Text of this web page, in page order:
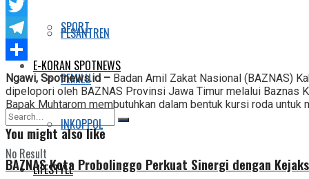
SPORT
E-KORAN SPOTNEWS
No Result
PESANTREN
PEMILU
INKOPPOL
LIFESTYLE
Facebook
Twitter
Telegram
Share
Ngawi, Spotnews.id – Badan Amil Zakat Nasional (BAZNAS)
dipelopori oleh BAZNAS Provinsi Jawa Timur melalui Baznas
Bapak Muhtarom membutuhkan dalam bentuk kursi roda
You might also like
BAZNAS Kota Probolinggo Perkuat Sinergi dengan